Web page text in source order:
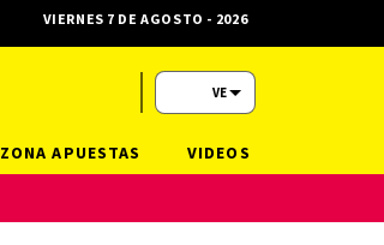
VIERNES 7 DE AGOSTO - 2026
VE
ZONA APUESTAS VIDEOS